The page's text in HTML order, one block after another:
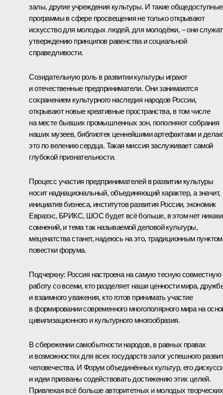
залы, другие учреждения культуры. И такие общедоступные
программы в сфере просвещения не только открывают
искусство для молодых людей, для молодёжи, – они служат
утверждению принципов равенства и социальной
справедливости.
Созидательную роль в развитии культуры играют
и отечественные предприниматели. Они занимаются
сохранением культурного наследия народов России,
открывают новые креативные пространства, в том числе
на месте бывших промышленных зон, пополняют собрания
наших музеев, библиотек ценнейшими артефактами и
это по велению сердца. Такая миссия заслуживает самой
глубокой признательности.
Процесс участия предпринимателей в развитии культуры
носит наднациональный, объединяющий характер, а значит,
инициатив бизнеса, институтов развития России, экономик
Евразэс, БРИКС, ШОС будет всё больше, в этом нет
сомнений, и тема так называемой деловой культуры,
меценатства станет, надеюсь на это, традиционным пунктом
повестки форума.
Подчеркну: Россия настроена на самую тесную совместную
работу со всеми, кто разделяет наши ценности мира,
и взаимного уважения, кто готов принимать участие
в формировании современного многополярного мира на
цивилизационного и культурного многообразия.
В сбережении самобытности народов, в равных правах
и возможностях для всех государств залог успешного
человечества. И Форум объединённых культур, его
и идеи призваны содействовать достижению этих целей.
Привлекая всё больше авторитетных и молодых творческих